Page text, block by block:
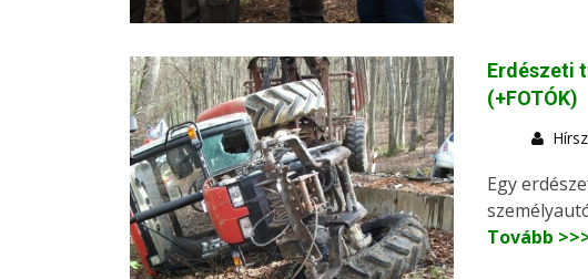
Erdészeti
(+FOTÓK)
Egy
Tovább